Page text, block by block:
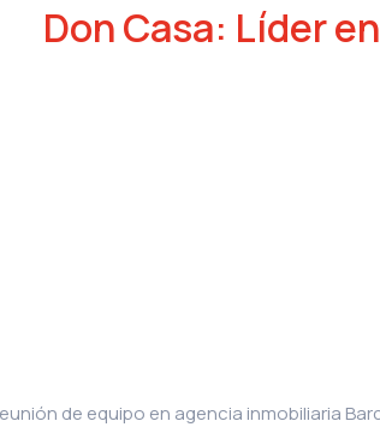
Don Casa: Líder en